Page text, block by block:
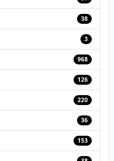
38
3
968
126
220
36
153